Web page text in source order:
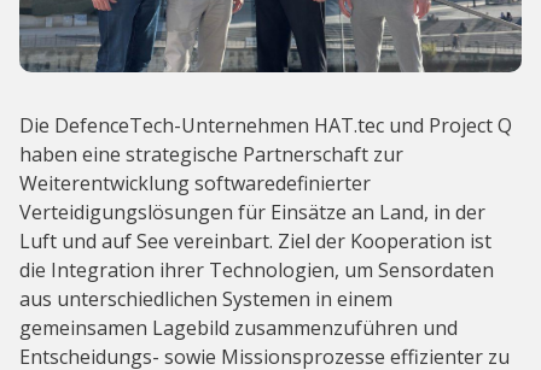
Die DefenceTech-Unternehmen HAT.tec und Project Q
haben eine strategische Partnerschaft zur
Weiterentwicklung softwaredefinierter
Verteidigungslösungen für Einsätze an Land, in der
Luft und auf See vereinbart. Ziel der Kooperation ist
die Integration ihrer Technologien, um Sensordaten
aus unterschiedlichen Systemen in einem
gemeinsamen Lagebild zusammenzuführen und
Entscheidungs- sowie Missionsprozesse effizienter zu